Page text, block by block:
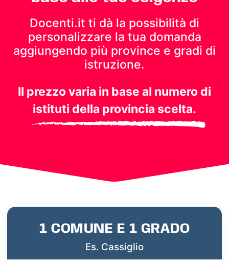
Docenti.it ti dà la possibilità di
personalizzare la tua domanda
aggiungendo più province e gradi di
istruzione.
Il prezzo varia in base al numero di
istituti della provincia scelta.
1 COMUNE E 1 GRADO
Es. Cassiglio